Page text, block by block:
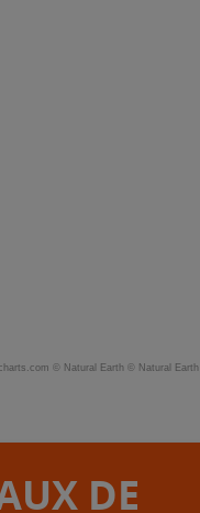
© Natural Earth © Natural Earth
DE